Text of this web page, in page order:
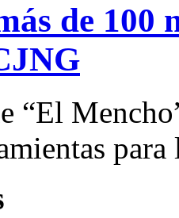
de 100
“El